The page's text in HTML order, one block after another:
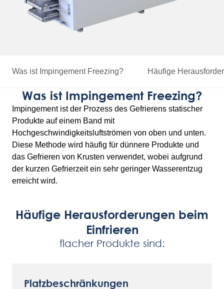
Was ist Impingement Freezing? Häufige
Was ist Impingement Freezing?
Impingement ist der Prozess des Gefrierens statischer
Produkte auf einem Band mit
Hochgeschwindigkeitsluftströmen von oben und unten.
Diese Methode wird häufig für dünnere Produkte und
das Gefrieren von Krusten verwendet, wobei aufgrund
der kurzen Gefrierzeit ein sehr geringer Wasserentzug
erreicht wird.
Häufige Herausforderungen beim
Einfrieren
flacher Produkte sind:
Platzbeschränkungen